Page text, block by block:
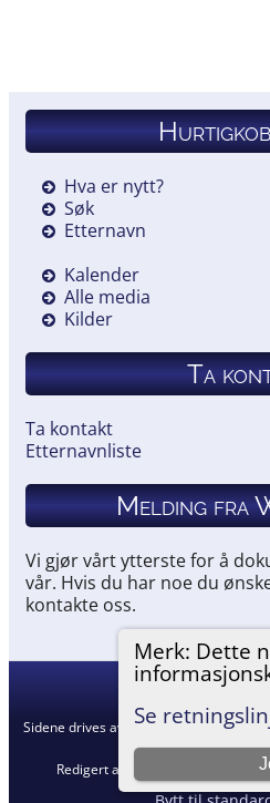
Merk: Dette
Se
Hva er nytt?
Søk
Etternavn
Kalender
Alle media
Kilder
Ta
Ta kontakt
Etternavnliste
Melding fra
Vi gjør vårt ytterste for å
vår. Hvis du har noe du
kontakte oss.
Hemneslekt
Sidene drives av The Next Generation
Redigert av